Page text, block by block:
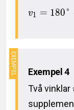
v1 = 180°
Exempel 4
Två vinklar